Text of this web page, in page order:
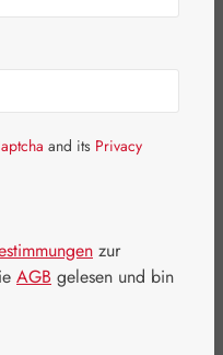
and its Privacy
zur
AGB gelesen und bin